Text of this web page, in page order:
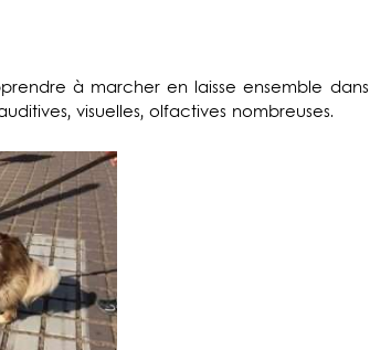
à marcher en laisse ensemble dans
visuelles, olfactives nombreuses.